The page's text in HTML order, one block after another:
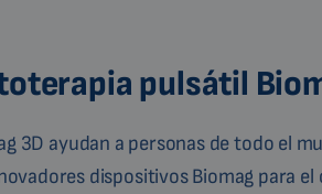
pulsátil
3D ayudan a personas de todo el
dispositivos Biomag para el